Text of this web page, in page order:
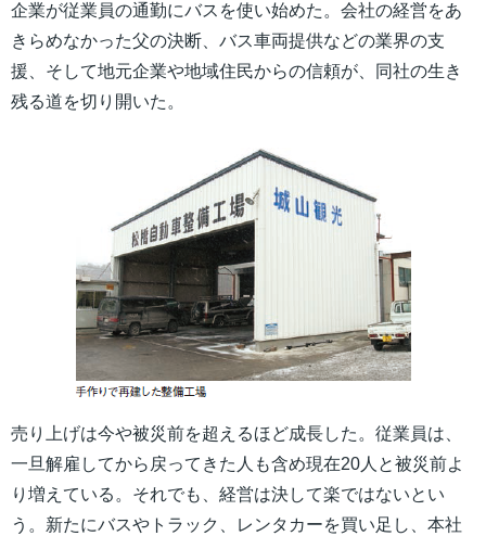
企業が従業員の通勤にバスを使い始めた。会社の経営をあ
きらめなかった父の決断、バス車両提供などの業界の支
援、そして地元企業や地域住民からの信頼が、同社の生き
残る道を切り開いた。
売り上げは今や被災前を超えるほど成長した。従業員は、
一旦解雇してから戻ってきた人も含め現在20人と被災前よ
り増えている。それでも、経営は決して楽ではないとい
う。新たにバスやトラック、レンタカーを買い足し、本社